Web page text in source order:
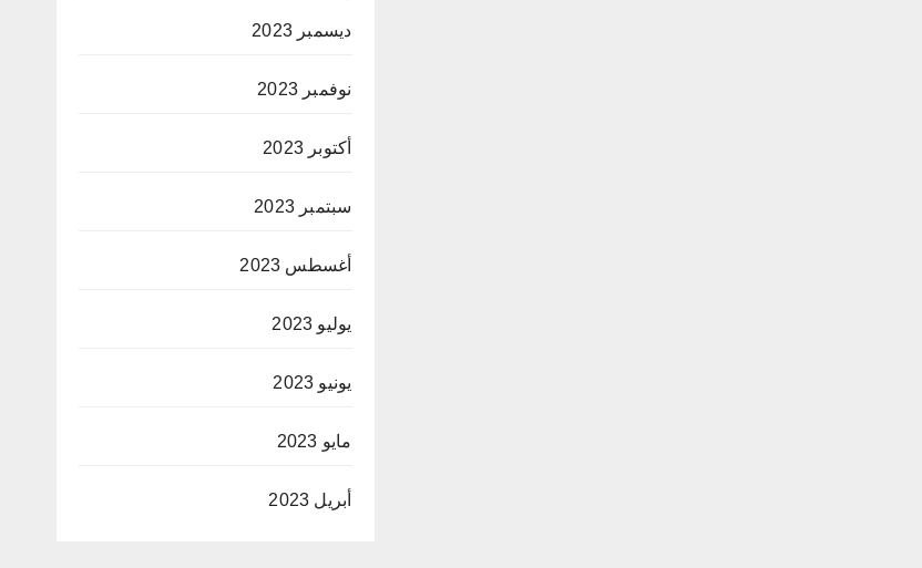
ديسمبر 2023
نوفمبر 2023
أكتوبر 2023
سبتمبر 2023
أغسطس 2023
يوليو 2023
يونيو 2023
مايو 2023
أبريل 2023